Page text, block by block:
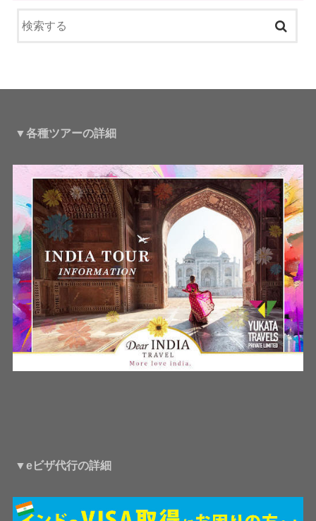
▼各種ツアーの詳細
▼eビザ代行の詳細